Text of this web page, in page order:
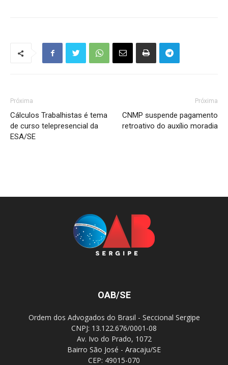
Próxima
Cálculos Trabalhistas é tema
de curso telepresencial da
ESA/SE
Próxima
CNMP suspende pagamento
retroativo do auxílio moradia
OAB/SE
Ordem dos Advogados do Brasil - Seccional Sergipe
CNPJ: 13.122.676/0001-08
Av. Ivo do Prado, 1072
Bairro São José - Aracaju/SE
CEP: 49015-070